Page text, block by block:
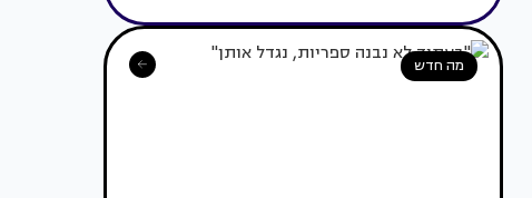
מה חדש